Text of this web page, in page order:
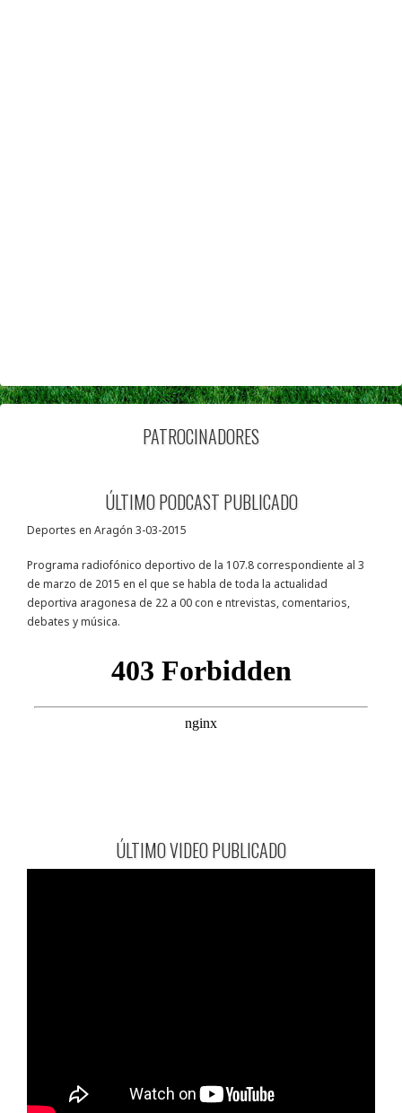
PATROCINADORES
ÚLTIMO PODCAST PUBLICADO
Deportes en Aragón 3-03-2015
Programa radiofónico deportivo de la 107.8 correspondiente al 3
de marzo de 2015 en el que se habla de toda la actualidad
deportiva aragonesa de 22 a 00 con e ntrevistas, comentarios,
debates y música.
ÚLTIMO VIDEO PUBLICADO